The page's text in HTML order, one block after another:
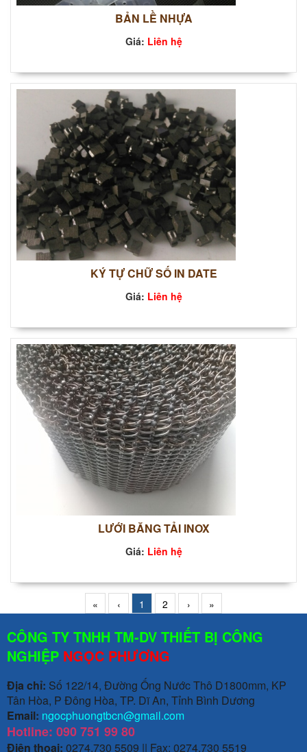
BẢN LỀ NHỰA
Giá: Liên hệ
KÝ TỰ CHỮ SỐ IN DATE
Giá: Liên hệ
LƯỚI BĂNG TẢI INOX
Giá: Liên hệ
« ‹ 1 2 › »
CÔNG TY TNHH TM-DV THIẾT BỊ CÔNG
NGHIỆP NGỌC PHƯƠNG
Địa chỉ: Số 122/14, Đường Ống Nước Thô D1800mm, KP
Tân Hòa, P Đông Hòa, TP. Dĩ An, Tỉnh Bình Dương
Email: ngocphuongtbcn@gmail.com
Hotline: 090 751 99 80
Điện thoại: 0274.730 5509 || Fax: 0274.730 5519